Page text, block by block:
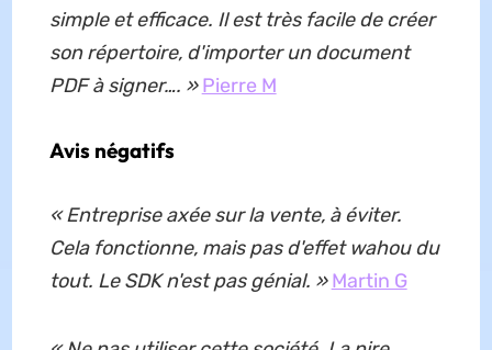
simple et efficace. Il est très facile de créer
son répertoire, d'importer un document
PDF à signer…. »Pierre M
Avis négatifs
« Entreprise axée sur la vente, à éviter.
Cela fonctionne, mais pas d'effet wahou du
tout. Le SDK n'est pas génial. »Martin G